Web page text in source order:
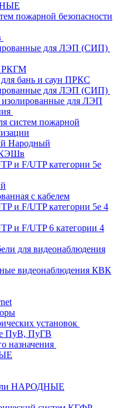
пожарной безопасности
для ЛЭП (СИП)
РКГМ
бань и саун ПРКС
для ЛЭП (СИП)
для ЛЭП
систем пожарной
Народный
и F/UTP категории 5е
с кабелем
и F/UTP категории 5e 4
и F/UTP 6 категории 4
для видеонаблюдения
видеонаблюдения КВК
установок
ПуВ, ПуГВ
назначения
НАРОДНЫЕ